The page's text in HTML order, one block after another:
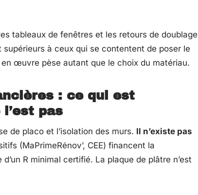
tableaux de fenêtres et les retours de doublage
à ceux qui se contentent de poser le
œuvre pèse autant que le choix du matériau.
: ce qui est
pas
de placo et l’isolation des murs. Il n’existe pas
(MaPrimeRénov’, CEE) financent la
R minimal certifié. La plaque de plâtre n’est